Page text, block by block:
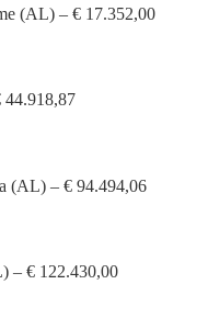
(AL) – € 17.352,00
(AL) – € 94.494,06
– € 122.430,00